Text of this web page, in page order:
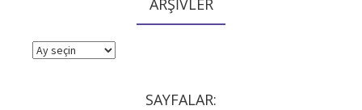
ARŞİVLER
SAYFALAR: